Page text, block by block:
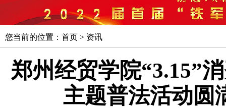
您当前的位置： 首页 > 资讯
郑州经贸学院“3.15”
主题普法活动圆